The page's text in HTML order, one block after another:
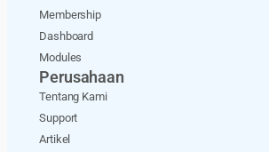
Membership
Dashboard
Modules
Perusahaan
Tentang Kami
Support
Artikel